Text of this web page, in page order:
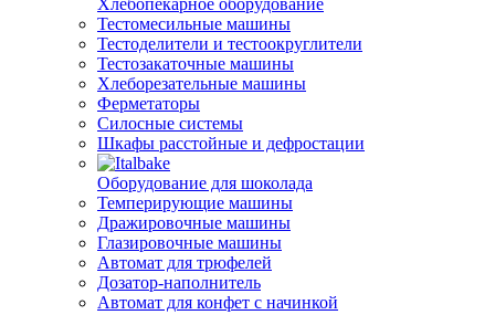
Хлебопекарное оборудование
Тестомесильные машины
Тестоделители и тестоокруглители
Тестозакаточные машины
Хлеборезательные машины
Ферметаторы
Силосные системы
Шкафы расстойные и дефростации
Оборудование для шоколада
Темперирующие машины
Дражировочные машины
Глазировочные машины
Автомат для трюфелей
Дозатор-наполнитель
Автомат для конфет с начинкой